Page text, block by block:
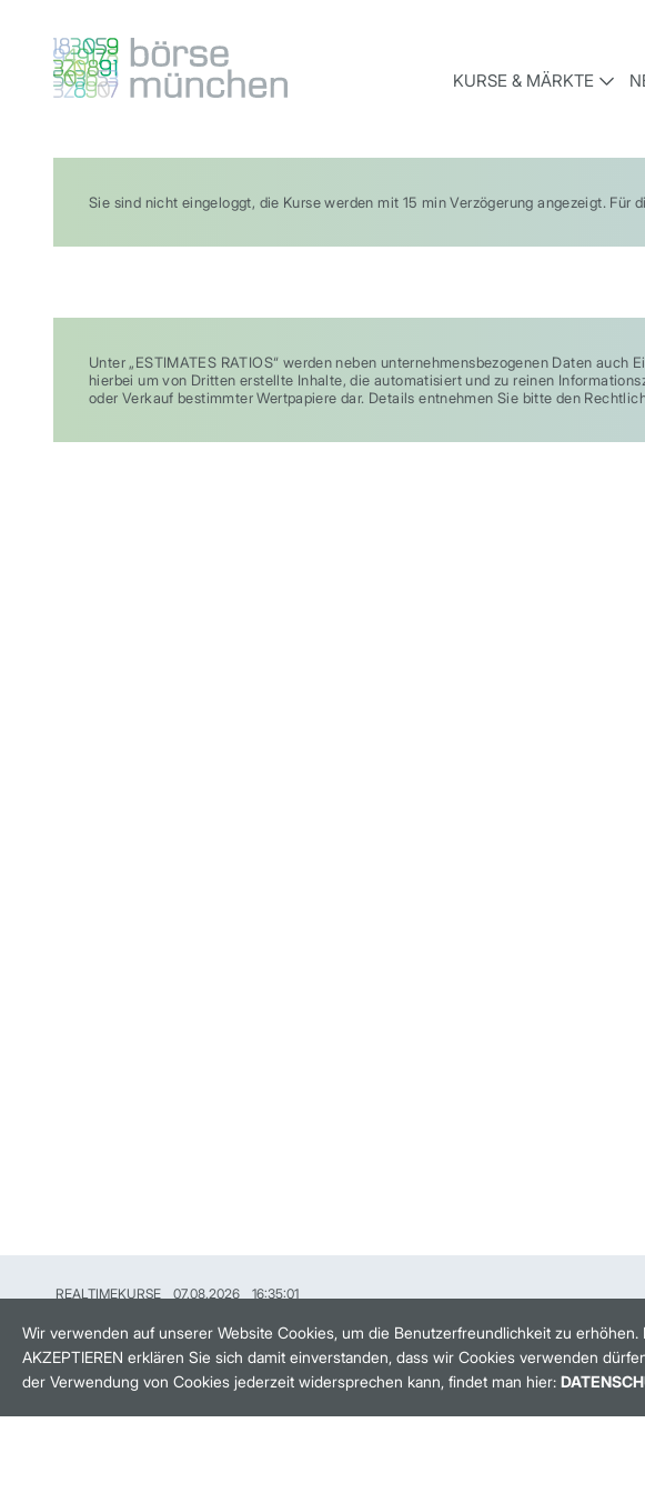
KURSE & MÄRKTE
Sie sind nicht eingeloggt, die Kurse werden mit 15 min Verzögerung angezeigt. Für
Unter „ESTIMATES RATIOS“ werden neben unternehmensbezogenen Daten
hierbei um von Dritten erstellte Inhalte, die automatisiert und zu reinen
oder Verkauf bestimmter Wertpapiere dar. Details entnehmen Sie bitte den
BANKEINSTELLUNGEN
REALTIMEKURSE 07.08.2026
16:35:01
Wir verwenden auf unserer Website Cookies, um die Benutzerfreundlichkeit zu erhöhen.
AKZEPTIEREN erklären Sie sich damit einverstanden, dass wir Cookies verwenden
der Verwendung von Cookies jederzeit widersprechen kann, findet man hier: